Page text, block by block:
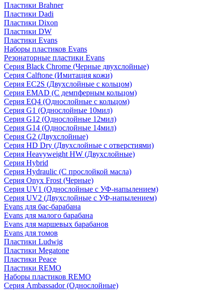
Пластики Brahner
Пластики Dadi
Пластики Dixon
Пластики DW
Пластики Evans
Наборы пластиков Evans
Резонаторные пластики Evans
Серия Black Chrome (Черные двухслойные)
Серия Calftone (Имитация кожи)
Серия EC2S (Двухслойные с кольцом)
Серия EMAD (С демпферным кольцом)
Серия EQ4 (Однослойные с кольцом)
Серия G1 (Однослойные 10мил)
Серия G12 (Однослойные 12мил)
Серия G14 (Однослойные 14мил)
Серия G2 (Двухслойные)
Серия HD Dry (Двухслойные с отверстиями)
Серия Heavyweight HW (Двухслойные)
Серия Hybrid
Серия Hydraulic (С прослойкой масла)
Серия Onyx Frost (Черные)
Серия UV1 (Однослойные с УФ-напылением)
Серия UV2 (Двухслойные с УФ-напылением)
Evans для бас-барабана
Evans для малого барабана
Evans для маршевых барабанов
Evans для томов
Пластики Ludwig
Пластики Megatone
Пластики Peace
Пластики REMO
Наборы пластиков REMO
Серия Ambassador (Однослойные)